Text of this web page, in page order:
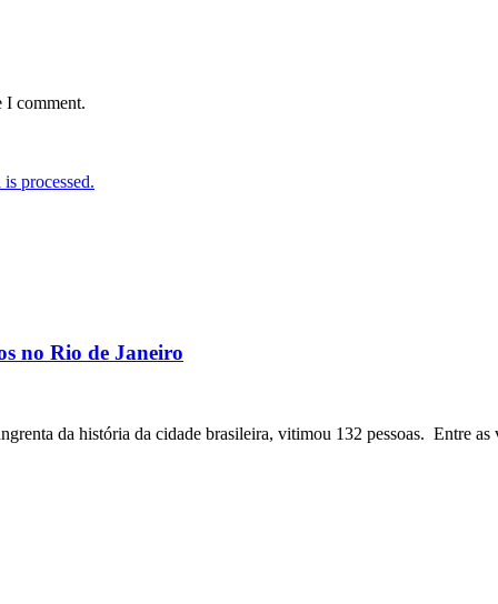
I comment.
processed.
no Rio de Janeiro
da história da cidade brasileira, vitimou 132 pessoas. Entre